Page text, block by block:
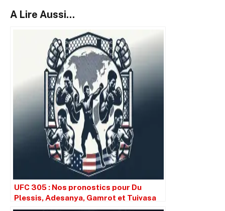
A Lire Aussi...
UFC 305 : Nos pronostics pour Du
Plessis, Adesanya, Gamrot et Tuivasa